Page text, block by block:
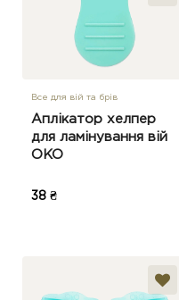
Все для вій та брів
Аплікатор хелпер
для ламінування вій
OKO
38 ₴